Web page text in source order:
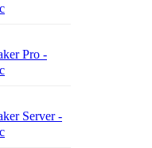
Pro -
Server -